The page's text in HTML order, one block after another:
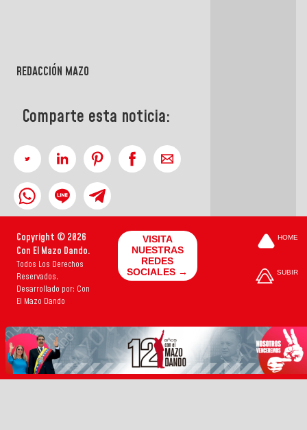
REDACCIÓN MAZO
Comparte esta noticia:
Copyright © 2026
Con El Mazo Dando.
Todos Los Derechos
Reservados.
Desarrollado por: Con
El Mazo Dando
VISITA
NUESTRAS
REDES
SOCIALES →
HOME
SUBIR